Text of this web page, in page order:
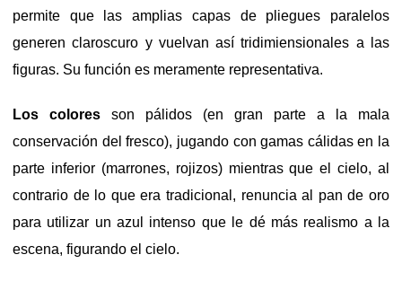
permite que las amplias capas de pliegues paralelos
generen claroscuro y vuelvan así tridimiensionales a las
figuras. Su función es meramente representativa.
Los colores son pálidos (en gran parte a la mala
conservación del fresco), jugando con gamas cálidas en la
parte inferior (marrones, rojizos) mientras que el cielo, al
contrario de lo que era tradicional, renuncia al pan de oro
para utilizar un azul intenso que le dé más realismo a la
escena, figurando el cielo.